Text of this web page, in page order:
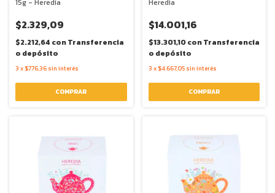
15g - Heredia
$2.329,09
$2.212,64 conTransferencia
o depósito
3 x $776,36 sin interés
Heredia
$14.001,16
$13.301,10conTransferencia
o depósito
3 x $4.667,05 sin interés